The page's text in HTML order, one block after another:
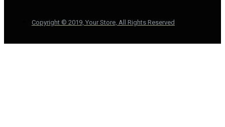
Copyright © 2019, Your Store, All Rights Reserved